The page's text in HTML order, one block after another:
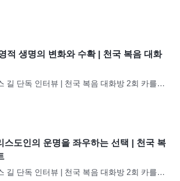
로 황량해지고 있음을 발견하게...
적 생명의 변화와 수확 | 천국 복음 대화
길 단독 인터뷰 | 천국 복음 대화방 2회 카를로
로 황량해지고 있음을 발견하게...
도인의 운명을 좌우하는 선택 | 천국 복
길 단독 인터뷰 | 천국 복음 대화방 2회 카를로